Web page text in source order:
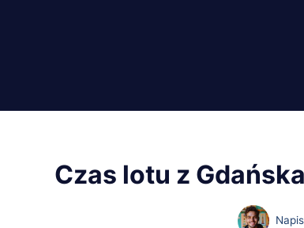
Czas lotu z